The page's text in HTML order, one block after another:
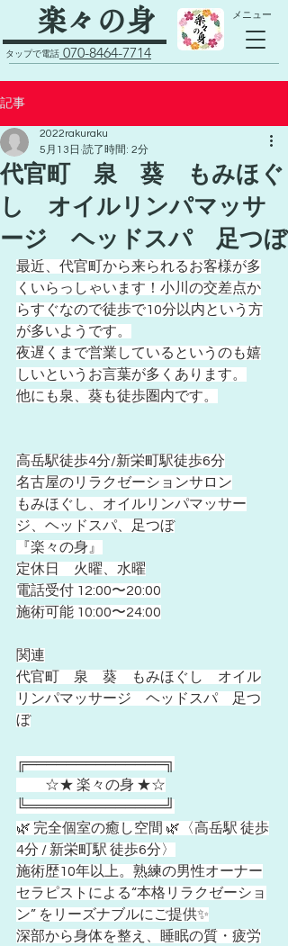
​楽々の身
070-8464-7714
タップで電話
​メニュー
記事
代官町 泉 葵 もみほぐ
し オイルリンパマッサ
ージ ヘッドスパ 足つぼ
2022rakuraku
5月13日 読了時間: 2分
最近、代官町から来られるお客様が多
くいらっしゃいます！小川の交差点か
らすぐなので徒歩で10分以内という方
が多いようです。
夜遅くまで営業しているというのも嬉
しいというお言葉が多くあります。
他にも泉、葵も徒歩圏内です。
高岳駅徒歩4分/新栄町駅徒歩6分
名古屋のリラクゼーションサロン
もみほぐし、オイルリンパマッサー
ジ、ヘッドスパ、足つぼ
『楽々の身』
定休日　火曜、水曜
電話受付 12:00〜20:00
施術可能 10:00〜24:00
関連
代官町　泉　葵　もみほぐし　オイル
リンパマッサージ　ヘッドスパ　足つ
ぼ
╔══════════════╗
☆★ 楽々の身 ★☆
╚══════════════╝
🌿 完全個室の癒し空間 🌿〈高岳駅 徒歩
4分 / 新栄町駅 徒歩6分〉
施術歴10年以上。熟練の男性オーナー
セラピストによる“本格リラクゼーショ
ン” をリーズナブルにご提供✨
深部から身体を整え、睡眠の質・疲労